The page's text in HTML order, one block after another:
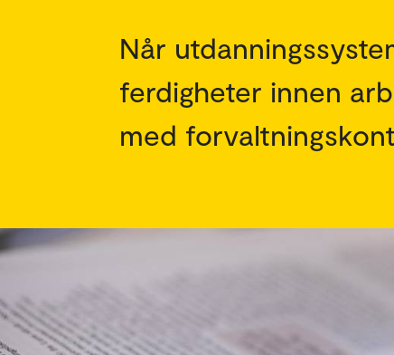
Når
ferdigheter innen
med